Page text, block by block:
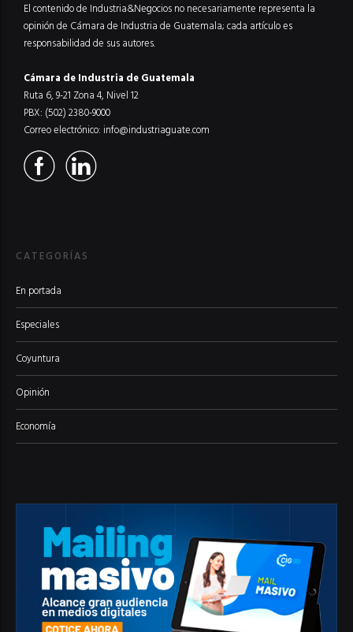
El contenido de Industria&Negocios no necesariamente representa la
opinión de Cámara de Industria de Guatemala; cada artículo es
responsabilidad de sus autores.
Cámara de Industria de Guatemala
Ruta 6, 9-21 Zona 4, Nivel 12
PBX: (502) 2380-9000
Correo electrónico: info@industriaguate.com
CATEGORÍAS
En portada
Especiales
Coyuntura
Opinión
Economía